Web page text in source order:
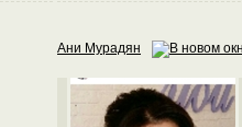
Ани Мурадян